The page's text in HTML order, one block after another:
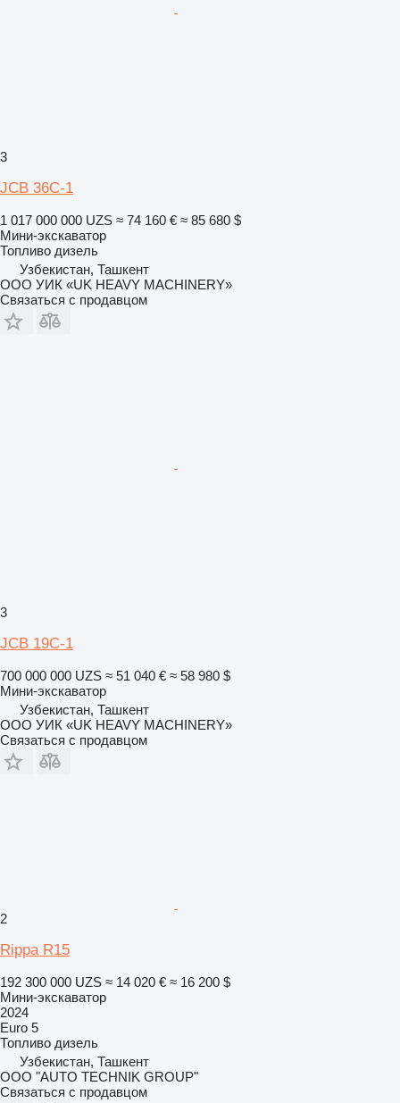
3
JCB 36C-1
1 017 000 000 UZS ≈ 74 160 € ≈ 85 680 $
Мини-экскаватор
Топливо дизель
Узбекистан, Ташкент
ООО УИК «UK HEAVY MACHINERY»
Связаться с продавцом
3
JCB 19C-1
700 000 000 UZS ≈ 51 040 € ≈ 58 980 $
Мини-экскаватор
Узбекистан, Ташкент
ООО УИК «UK HEAVY MACHINERY»
Связаться с продавцом
2
Rippa R15
192 300 000 UZS ≈ 14 020 € ≈ 16 200 $
Мини-экскаватор
2024
Euro 5
Топливо дизель
Узбекистан, Ташкент
OOO "AUTO TECHNIK GROUP"
Связаться с продавцом